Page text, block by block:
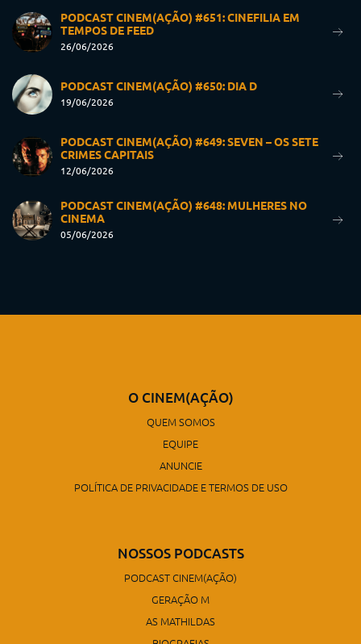
PODCAST CINEM(AÇÃO) #651: CINEFILIA EM
TEMPOS DE FEED
26/06/2026
PODCAST CINEM(AÇÃO) #650: DIA D
19/06/2026
PODCAST CINEM(AÇÃO) #649: SEVEN – OS SETE
CRIMES CAPITAIS
12/06/2026
PODCAST CINEM(AÇÃO) #648: MULHERES NO
CINEMA
05/06/2026
O CINEM(AÇÃO)
QUEM SOMOS
EQUIPE
ANUNCIE
POLÍTICA DE PRIVACIDADE E TERMOS DE USO
NOSSOS PODCASTS
PODCAST CINEM(AÇÃO)
GERAÇÃO M
AS MATHILDAS